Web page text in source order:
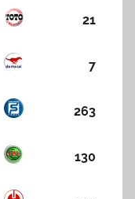
21
7
263
130